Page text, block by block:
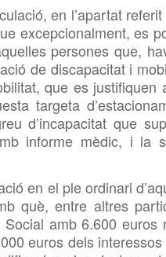
en l’apartat
excepcionalment, es
persones que,
de discapacitat i
que es justifiquen
targeta
d’incapacitat que
informe mèdic, i la
en el ple ordinari
què, entre altres
amb 6.600 euros
euros dels